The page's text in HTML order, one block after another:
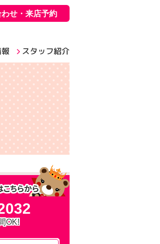
せ・来店予約
スタッフ紹介
OK!